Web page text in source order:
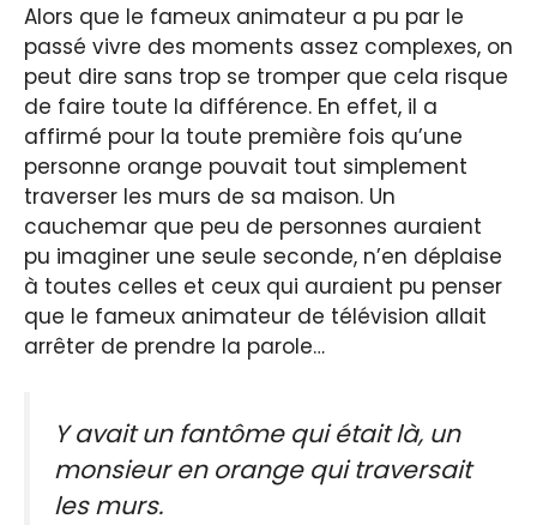
Alors que le fameux animateur a pu par le
passé vivre des moments assez complexes, on
peut dire sans trop se tromper que cela risque
de faire toute la différence. En effet, il a
affirmé pour la toute première fois qu’une
personne orange pouvait tout simplement
traverser les murs de sa maison. Un
cauchemar que peu de personnes auraient
pu imaginer une seule seconde, n’en déplaise
à toutes celles et ceux qui auraient pu penser
que le fameux animateur de télévision allait
arrêter de prendre la parole…
Y avait un fantôme qui était là, un
monsieur en orange qui traversait
les murs.